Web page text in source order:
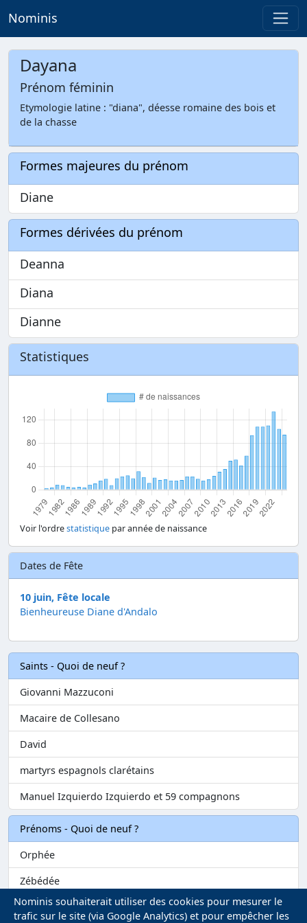
Nominis
Dayana
Prénom féminin
Etymologie latine : "diana", déesse romaine des bois et
de la chasse
Formes majeures du prénom
Diane
Formes dérivées du prénom
Deanna
Diana
Dianne
Statistiques
Voir l'ordrestatistique par année de naissance
Dates de Fête
10 juin, Fête locale
Bienheureuse Diane d'Andalo
Saints - Quoi de neuf ?
Giovanni Mazzuconi
Macaire de Collesano
David
martyrs espagnols clarétains
Manuel Izquierdo Izquierdo et 59 compagnons
Prénoms - Quoi de neuf ?
Orphée
Zébédée
Melvil
Nominis souhaiterait utiliser des cookies pour mesurer le
trafic sur le site (via Google Analytics) et pour empêcher les